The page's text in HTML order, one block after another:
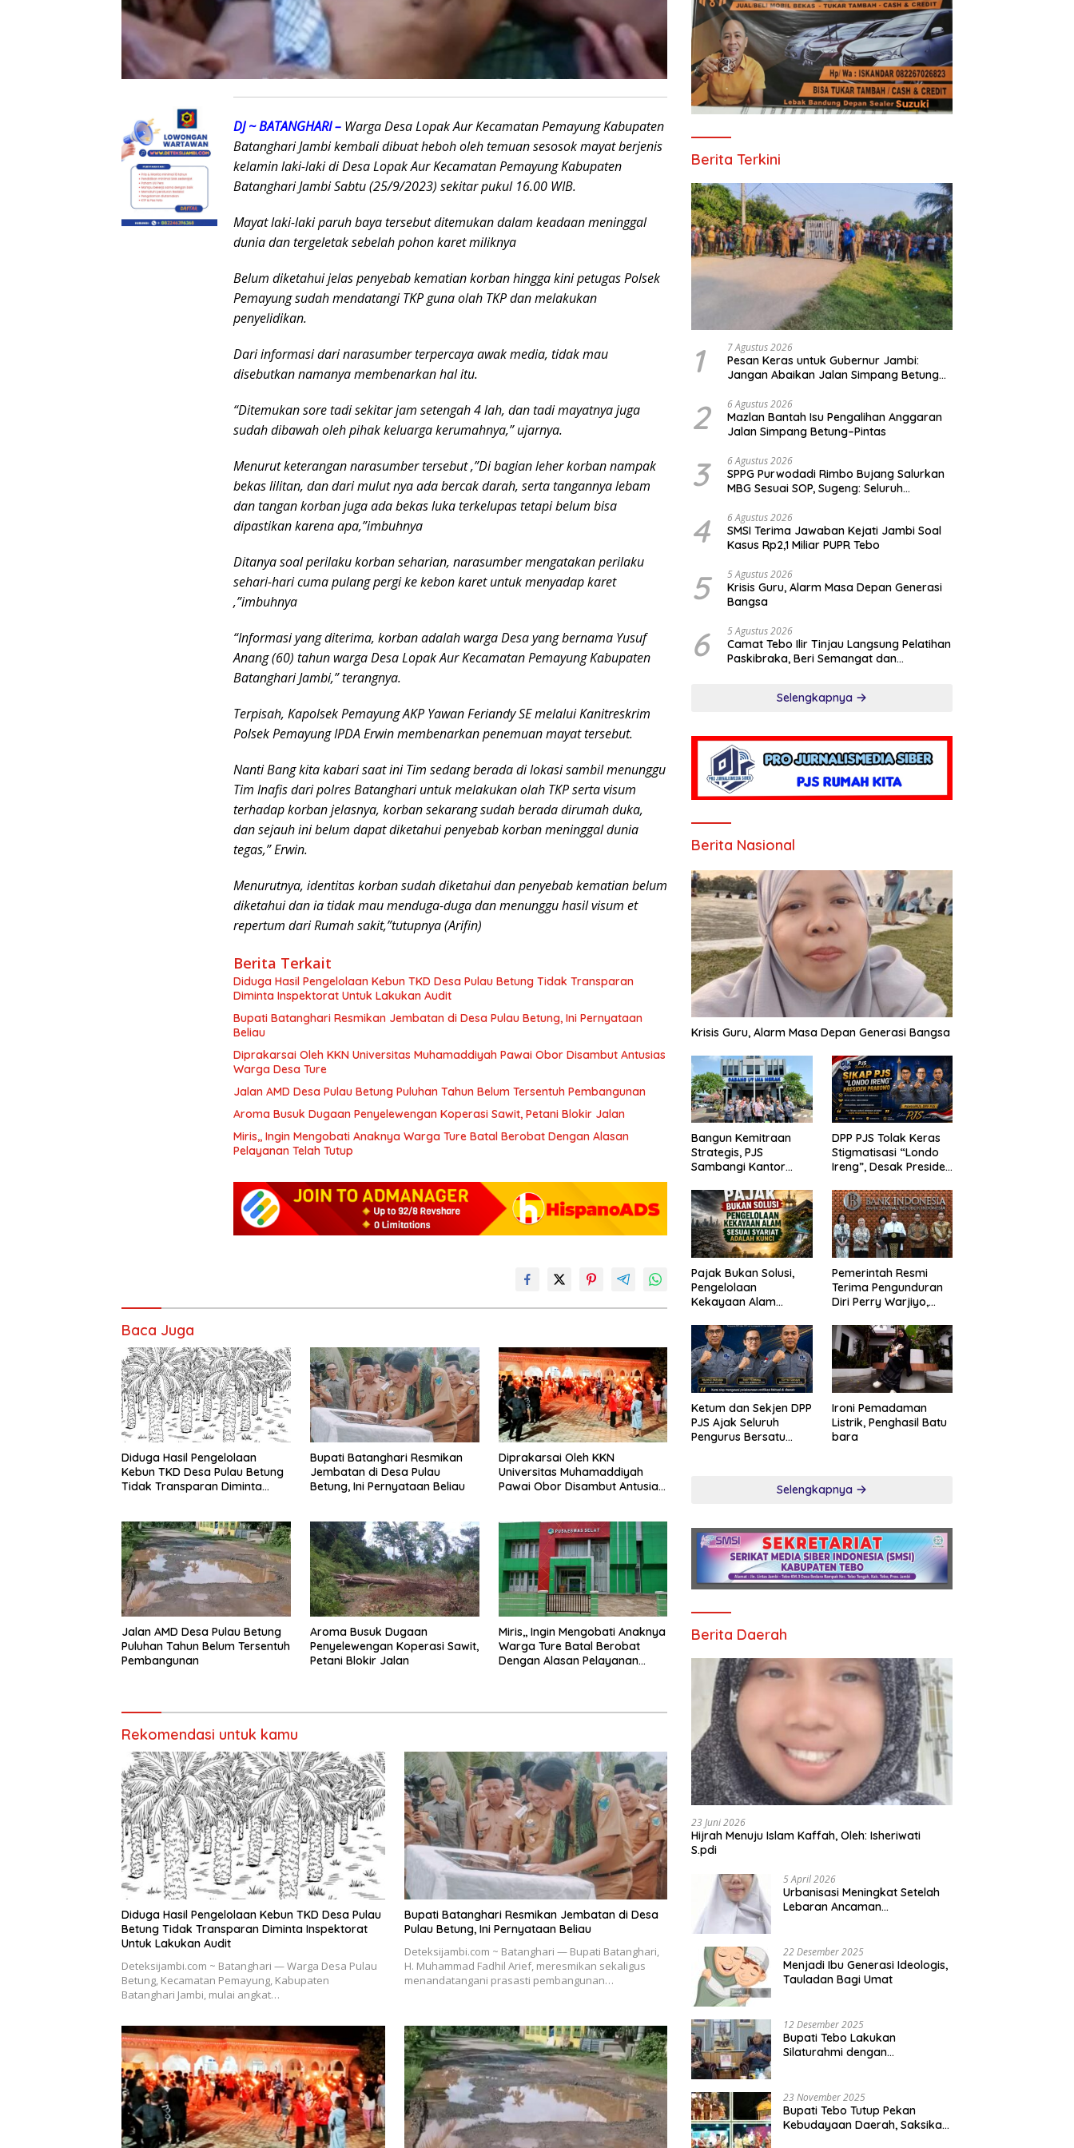
DJ ~ BATANGHARI – Warga Desa Lopak Aur Kecamatan Pemayung Kabupaten
Batanghari Jambi kembali dibuat heboh oleh temuan sesosok mayat berjenis
kelamin laki-laki di Desa Lopak Aur Kecamatan Pemayung Kabupaten
Batanghari Jambi Sabtu (25/9/2023) sekitar pukul 16.00 WIB.
Mayat laki-laki paruh baya tersebut ditemukan dalam keadaan meninggal
dunia dan tergeletak sebelah pohon karet miliknya
Belum diketahui jelas penyebab kematian korban hingga kini petugas Polsek
Pemayung sudah mendatangi TKP guna olah TKP dan melakukan
penyelidikan.
Dari informasi dari narasumber terpercaya awak media, tidak mau
disebutkan namanya membenarkan hal itu.
“Ditemukan sore tadi sekitar jam setengah 4 lah, dan tadi mayatnya juga
sudah dibawah oleh pihak keluarga kerumahnya,” ujarnya.
Menurut keterangan narasumber tersebut ,”Di bagian leher korban nampak
bekas lilitan, dan dari mulut nya ada bercak darah, serta tangannya lebam
dan tangan korban juga ada bekas luka terkelupas tetapi belum bisa
dipastikan karena apa,”imbuhnya
Ditanya soal perilaku korban seharian, narasumber mengatakan perilaku
sehari-hari cuma pulang pergi ke kebon karet untuk menyadap karet
,”imbuhnya
“Informasi yang diterima, korban adalah warga Desa yang bernama Yusuf
Anang (60) tahun warga Desa Lopak Aur Kecamatan Pemayung Kabupaten
Batanghari Jambi,” terangnya.
Terpisah, Kapolsek Pemayung AKP Yawan Feriandy SE melalui Kanitreskrim
Polsek Pemayung IPDA Erwin membenarkan penemuan mayat tersebut.
Nanti Bang kita kabari saat ini Tim sedang berada di lokasi sambil menunggu
Tim Inafis dari polres Batanghari untuk melakukan olah TKP serta visum
terhadap korban jelasnya, korban sekarang sudah berada dirumah duka,
dan sejauh ini belum dapat diketahui penyebab korban meninggal dunia
tegas,” Erwin.
Menurutnya, identitas korban sudah diketahui dan penyebab kematian belum
diketahui dan ia tidak mau menduga-duga dan menunggu hasil visum et
repertum dari Rumah sakit,”tutupnya (Arifin)
Berita Terkait
Diduga Hasil Pengelolaan Kebun TKD Desa Pulau Betung Tidak Transparan
Diminta Inspektorat Untuk Lakukan Audit
Bupati Batanghari Resmikan Jembatan di Desa Pulau Betung, Ini Pernyataan
Beliau
Diprakarsai Oleh KKN Universitas Muhamaddiyah Pawai Obor Disambut Antusias
Warga Desa Ture
Jalan AMD Desa Pulau Betung Puluhan Tahun Belum Tersentuh Pembangunan
Aroma Busuk Dugaan Penyelewengan Koperasi Sawit, Petani Blokir Jalan
Miris,, Ingin Mengobati Anaknya Warga Ture Batal Berobat Dengan Alasan
Pelayanan Telah Tutup
Baca Juga
Diduga Hasil Pengelolaan
Kebun TKD Desa Pulau Betung
Tidak Transparan Diminta
Bupati Batanghari Resmikan
Jembatan di Desa Pulau
Betung, Ini Pernyataan Beliau
Diprakarsai Oleh KKN
Universitas Muhamaddiyah
Pawai Obor Disambut Antusias
Jalan AMD Desa Pulau Betung
Puluhan Tahun Belum Tersentuh
Pembangunan
Aroma Busuk Dugaan
Penyelewengan Koperasi Sawit,
Petani Blokir Jalan
Miris,, Ingin Mengobati Anaknya
Warga Ture Batal Berobat
Dengan Alasan Pelayanan
Rekomendasi untuk kamu
Diduga Hasil Pengelolaan Kebun TKD Desa Pulau
Betung Tidak Transparan Diminta Inspektorat
Untuk Lakukan Audit
Deteksijambi.com ~ Batanghari — Warga Desa Pulau
Betung, Kecamatan Pemayung, Kabupaten
Batanghari Jambi, mulai angkat…
Bupati Batanghari Resmikan Jembatan di Desa
Pulau Betung, Ini Pernyataan Beliau
Deteksijambi.com ~ Batanghari — Bupati Batanghari,
H. Muhammad Fadhil Arief, meresmikan sekaligus
menandatangani prasasti pembangunan…
Berita Terkini
1 7 Agustus 2026
Pesan Keras untuk Gubernur Jambi:
Jangan Abaikan Jalan Simpang Betung–
2 6 Agustus 2026
Mazlan Bantah Isu Pengalihan Anggaran
Jalan Simpang Betung–Pintas
3 6 Agustus 2026
SPPG Purwodadi Rimbo Bujang Salurkan
MBG Sesuai SOP, Sugeng: Seluruh
4 6 Agustus 2026
SMSI Terima Jawaban Kejati Jambi Soal
Kasus Rp2,1 Miliar PUPR Tebo
5 5 Agustus 2026
Krisis Guru, Alarm Masa Depan Generasi
Bangsa
6 5 Agustus 2026
Camat Tebo Ilir Tinjau Langsung Pelatihan
Paskibraka, Beri Semangat dan
Selengkapnya
Berita Nasional
Krisis Guru, Alarm Masa Depan Generasi Bangsa
Bangun Kemitraan
Strategis, PJS
Sambangi Kantor
DPP PJS Tolak Keras
Stigmatisasi “Londo
Ireng”, Desak Presiden
Pernyataan dan Minta
Maaf
Pajak Bukan Solusi,
Pengelolaan
Kekayaan Alam
Kunci
Pemerintah Resmi
Terima Pengunduran
Diri Perry Warjiyo,
Jalankan Tugas
Gubernur BI
Sementara
Ketum dan Sekjen DPP
PJS Ajak Seluruh
Pengurus Bersatu
Ironi Pemadaman
Listrik, Penghasil Batu
bara
Selengkapnya
Berita Daerah
23 Juni 2026
Hijrah Menuju Islam Kaffah, Oleh: Isheriwati
S.pdi
5 April 2026
Urbanisasi Meningkat Setelah
Lebaran Ancaman
22 Desember 2025
Menjadi Ibu Generasi Ideologis,
Tauladan Bagi Umat
12 Desember 2025
Bupati Tebo Lakukan
Silaturahmi dengan
Daerah
23 November 2025
Bupati Tebo Tutup Pekan
Kebudayaan Daerah, Saksikan